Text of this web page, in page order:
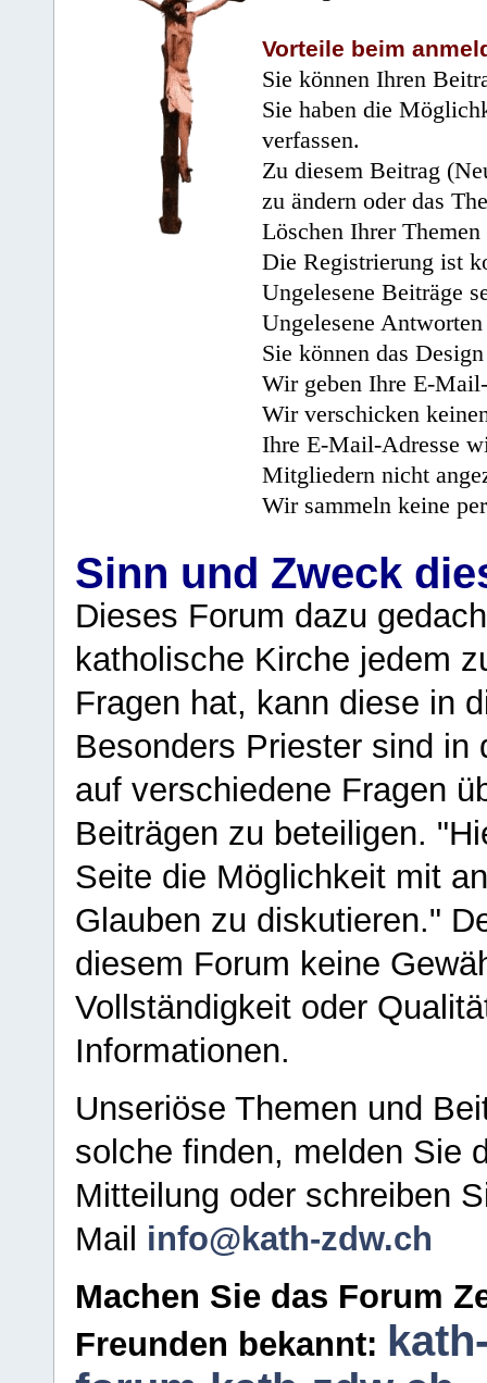
Vorteile beim
Sie können Ihren
Sie haben die
verfassen.
Zu diesem Beitrag
zu ändern oder das
Löschen Ihrer
Die Registrierung ist
Ungelesene Beiträge
Ungelesene
Sie können das
Wir geben Ihre E-
Wir verschicken
Ihre E-Mail-Adresse
Mitgliedern nicht
Wir sammeln keine
Sinn und Zweck
Dieses Forum dazu
katholische Kirche jedem
Fragen hat, kann diese in
Besonders Priester sind in
auf verschiedene Fragen
Beiträgen zu beteiligen.
Seite die Möglichkeit mit
Glauben zu diskutieren."
diesem Forum keine
Vollständigkeit oder
Informationen.
Unseriöse Themen und
solche finden, melden Sie
Mitteilung oder schreiben
Mail info@kath-zdw.ch
Machen Sie das Forum
Freunden bekannt: